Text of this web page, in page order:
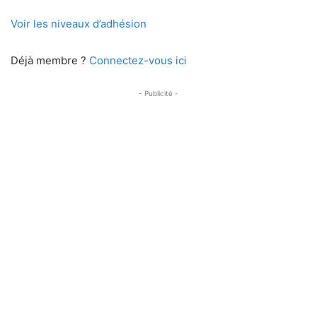
Voir les niveaux d’adhésion
Déjà membre ? Connectez-vous ici
- Publicité -